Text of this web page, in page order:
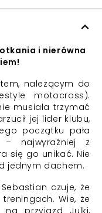
i nierówna
należącym do
motocross).
musiała trzymać
jej lider klubu,
początku pała
najwyraźniej z
się go unikać. Nie
jednym dachem.
czuje, że
Wie, że
przyjazd Julki,